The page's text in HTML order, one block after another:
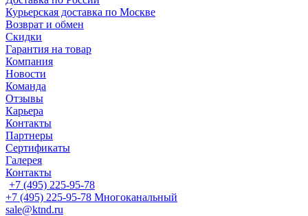
Курьерская доставка по Москве
Возврат и обмен
Скидки
Гарантия на товар
Компания
Новости
Команда
Отзывы
Карьера
Контакты
Партнеры
Сертификаты
Галерея
Контакты
+7 (495) 225-95-78
+7 (495) 225-95-78 Многоканальный
sale@ktnd.ru